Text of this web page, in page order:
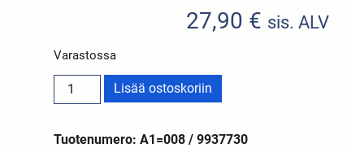
27,90 € sis. ALV
Varastossa
Lisää ostoskoriin
Tuotenumero: A1=008 / 9937730